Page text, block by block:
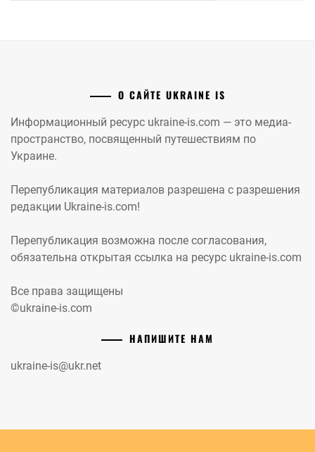
О САЙТЕ UKRAINE IS
Информационный ресурс ukraine-is.com — это медиа-
пространство, посвященный путешествиям по
Украине.
Перепубликация материалов разрешена с разрешения
редакции Ukraine-is.com!
Перепубликация возможна после согласования,
обязательна открытая ссылка на ресурс ukraine-is.com
Все права защищены
©ukraine-is.com
НАПИШИТЕ НАМ
ukraine-is@ukr.net